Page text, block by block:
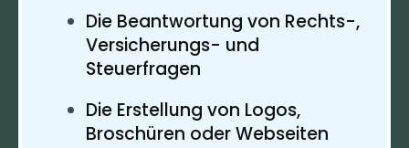
Die Beantwortung von Rechts-,
Versicherungs- und
Steuerfragen
Die Erstellung von Logos,
Broschüren oder Webseiten